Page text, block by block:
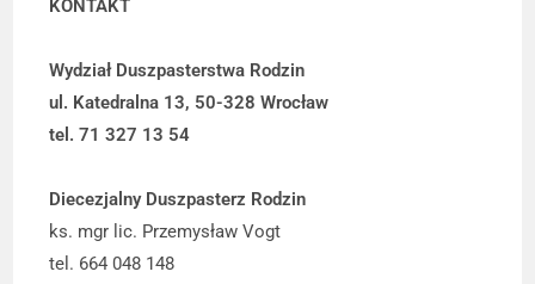
KONTAKT
Wydział Duszpasterstwa Rodzin
ul. Katedralna 13, 50-328 Wrocław
tel. 71 327 13 54
Diecezjalny Duszpasterz Rodzin
ks. mgr lic. Przemysław Vogt
tel. 664 048 148